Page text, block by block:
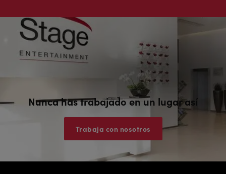
Nunca has trabajado en un lugar así
Trabaja con nosotros